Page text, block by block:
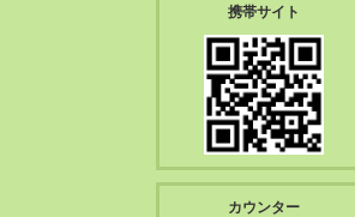
携帯サイト
カウンター